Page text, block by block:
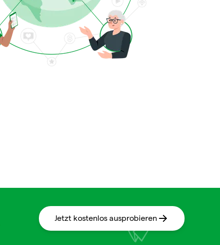
Jetzt kostenlos ausprobieren